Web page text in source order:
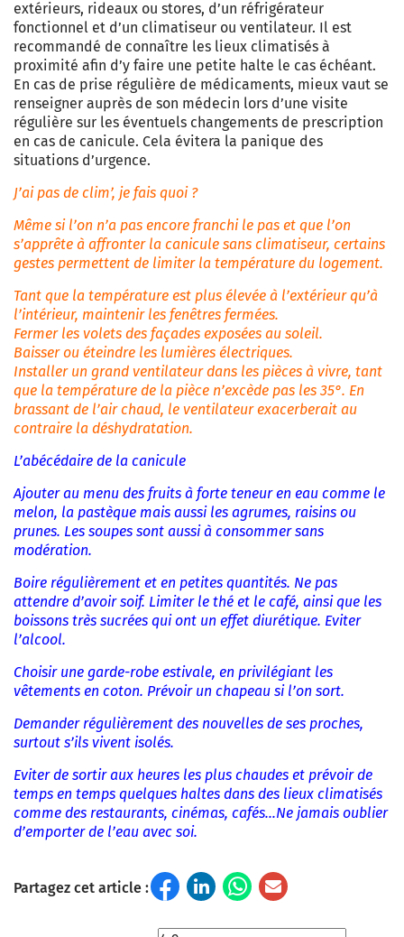
extérieurs, rideaux ou stores, d’un réfrigérateur
fonctionnel et d’un climatiseur ou ventilateur. Il est
recommandé de connaître les lieux climatisés à
proximité afin d’y faire une petite halte le cas échéant.
En cas de prise régulière de médicaments, mieux vaut se
renseigner auprès de son médecin lors d’une visite
régulière sur les éventuels changements de prescription
en cas de canicule. Cela évitera la panique des
situations d’urgence.
J’ai pas de clim’, je fais quoi ?
Même si l’on n’a pas encore franchi le pas et que l’on
s’apprête à affronter la canicule sans climatiseur, certains
gestes permettent de limiter la température du logement.
Tant que la température est plus élevée à l’extérieur qu’à
l’intérieur, maintenir les fenêtres fermées.
Fermer les volets des façades exposées au soleil.
Baisser ou éteindre les lumières électriques.
Installer un grand ventilateur dans les pièces à vivre, tant
que la température de la pièce n’excède pas les 35°. En
brassant de l’air chaud, le ventilateur exacerberait au
contraire la déshydratation.
L’abécédaire de la canicule
Ajouter au menu des fruits à forte teneur en eau comme le
melon, la pastèque mais aussi les agrumes, raisins ou
prunes. Les soupes sont aussi à consommer sans
modération.
Boire régulièrement et en petites quantités. Ne pas
attendre d’avoir soif. Limiter le thé et le café, ainsi que les
boissons très sucrées qui ont un effet diurétique. Eviter
l’alcool.
Choisir une garde-robe estivale, en privilégiant les
vêtements en coton. Prévoir un chapeau si l’on sort.
Demander régulièrement des nouvelles de ses proches,
surtout s’ils vivent isolés.
Eviter de sortir aux heures les plus chaudes et prévoir de
temps en temps quelques haltes dans des lieux climatisés
comme des restaurants, cinémas, cafés…Ne jamais oublier
d’emporter de l’eau avec soi.
Partagez cet article :